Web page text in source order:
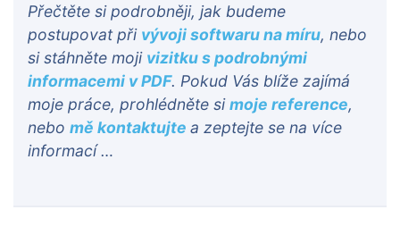
Přečtěte si podrobněji, jak budeme
postupovat při vývoji softwaru na míru, nebo
si stáhněte moji vizitku s podrobnými
informacemi v PDF. Pokud Vás blíže zajímá
moje práce, prohlédněte simoje reference,
nebo mě kontaktujte a zeptejte se na více
informací …